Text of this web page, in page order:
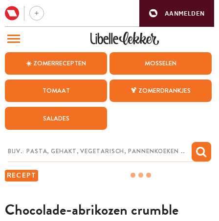
AANMELDEN
☀️ ZOMERRECEPTEN MOSSELEN
TOMAAT 🍹 ZOMERDRANKJES
SALADES
RECEPT
Chocolade-abrikozen crumble
BEZOEK ONZE ANDERE WEBSITES
WEEKMENU
CHAT MET MAIA
MIJN BEWAARDE RECEPTEN